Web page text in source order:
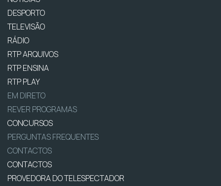
DESPORTO
TELEVISÃO
RÁDIO
RTP ARQUIVOS
RTP ENSINA
RTP PLAY
EM DIRETO
REVER PROGRAMAS
CONCURSOS
PERGUNTAS FREQUENTES
CONTACTOS
CONTACTOS
PROVEDORA DO TELESPECTADOR